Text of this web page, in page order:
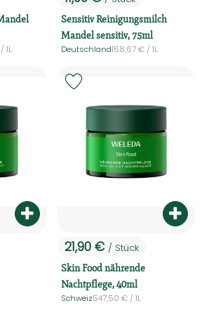
/ 1L
, Preis:
Sensitiv Reinigungsmilch
Mandel sensitiv, 75ml
, Herkunft:
Deutschland, Referenzpreis:
158,67 € / 1L
Produkt zum Warenkorb
, Verband:
hinzufügen
, Preis:
21,90 € / Stück
Skin Food nährende
Nachtpflege, 40ml
, Herkunft:
Schweiz, Referenzpreis:
547,50 € / 1L